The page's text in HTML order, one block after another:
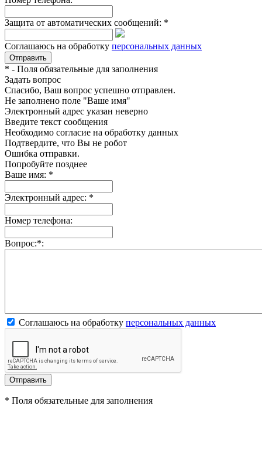
Защита от автоматических сообщений: *
Соглашаюсь на обработку персональных данных
* - Поля обязательные для заполнения
Задать вопрос
Спасибо, Ваш вопрос успешно отправлен.
Не заполнено поле "Ваше имя"
Электронный адрес указан неверно
Введите текст сообщения
Необходимо согласие на обработку данных
Подтвердите, что Вы не робот
Ошибка отправки.
Попробуйте позднее
Ваше имя: *
Электронный адрес: *
Номер телефона:
Вопрос:*:
Соглашаюсь на обработку персональных данных
* Поля обязательные для заполнения